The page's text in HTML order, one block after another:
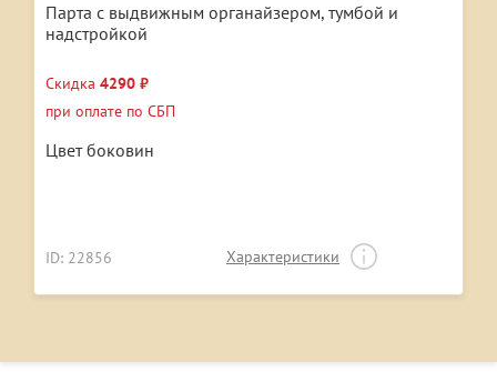
Парта с выдвижным органайзером, тумбой и
надстройкой
Скидка 4290 ₽
при оплате по СБП
Цвет боковин
ID: 22856 Характеристики